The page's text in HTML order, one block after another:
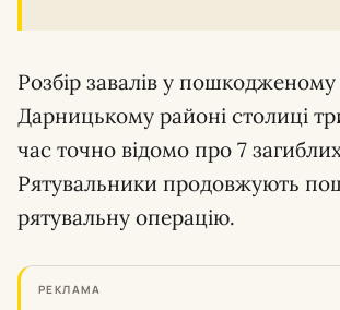
Розбір завалів у
Дарницькому районі столиці
час точно відомо про 7
Рятувальники продовжують
рятувальну операцію.
РЕКЛАМА